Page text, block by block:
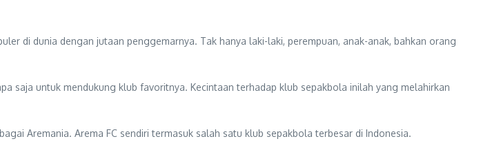
di dunia dengan jutaan penggemarnya. Tak hanya laki-laki, perempuan, anak-anak, bahkan orang
saja untuk mendukung klub favoritnya. Kecintaan terhadap klub sepakbola inilah yang melahirkan
Aremania. Arema FC sendiri termasuk salah satu klub sepakbola terbesar di Indonesia.